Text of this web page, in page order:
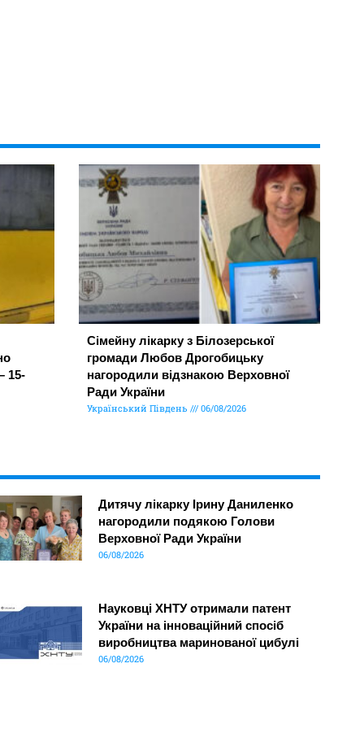
15-
Сімейну лікарку з Білозерської
громади Любов Дрогобицьку
нагородили відзнакою Верховної
Ради України
Український Південь 06/08/2026
Дитячу лікарку Ірину Даниленко
нагородили подякою Голови
Верховної Ради України
06/08/2026
Науковці ХНТУ отримали патент
України на інноваційний спосіб
виробництва маринованої цибулі
06/08/2026